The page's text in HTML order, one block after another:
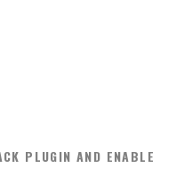
PLUGIN AND ENABLE